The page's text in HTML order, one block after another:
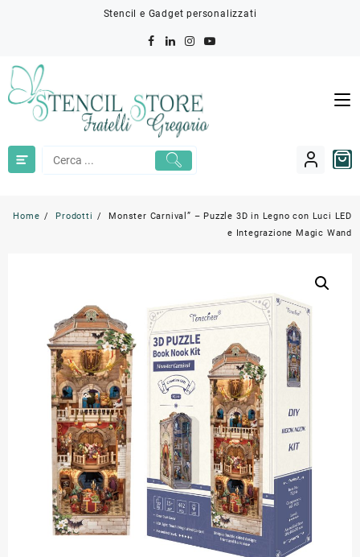
Stencil e Gadget personalizzati
Home Prodotti
Monster Carnival” – Puzzle 3D in Legno con Luci LED
e Integrazione Magic Wand